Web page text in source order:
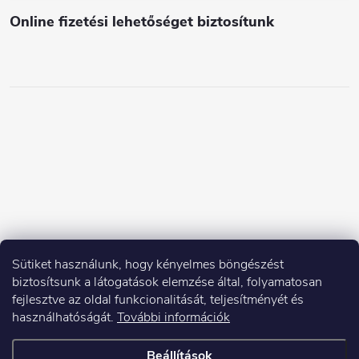
Sütiket használunk, hogy kényelmes böngészést
biztosítsunk a látogatások elemzése által, folyamatosan
fejlesztve az oldal funkcionalitását, teljesítményét és
használhatóságát. További információk
Online fizetési lehetőséget biztosítunk